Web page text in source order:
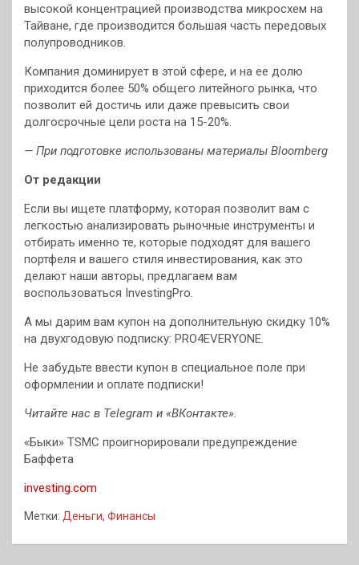
высокой концентрацией производства микросхем на
Тайване, где производится большая часть передовых
полупроводников.
Компания доминирует в этой сфере, и на ее долю
приходится более 50% общего литейного рынка, что
позволит ей достичь или даже превысить свои
долгосрочные цели роста на 15-20%.
— При подготовке использованы материалы Bloomberg
От редакции
Если вы ищете платформу, которая позволит вам с
легкостью анализировать рыночные инструменты и
отбирать именно те, которые подходят для вашего
портфеля и вашего стиля инвестирования, как это
делают наши авторы, предлагаем вам
воспользоваться InvestingPro.
А мы дарим вам купон на дополнительную скидку 10%
на двухгодовую подписку: PRO4EVERYONE.
Не забудьте ввести купон в специальное поле при
оформлении и оплате подписки!
Читайте нас в Telegram и «ВКонтакте».
«Быки» TSMC проигнорировали предупреждение
Баффета
investing.com
Метки: Деньги, Финансы